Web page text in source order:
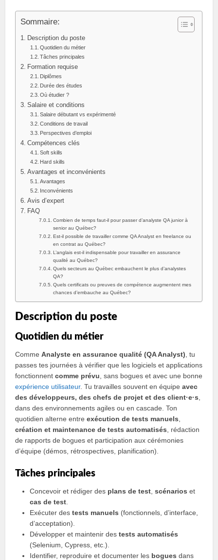
Sommaire:
Description du poste
Quotidien du métier
Tâches principales
Formation requise
Diplômes
Durée des études
Où étudier ?
Salaire et conditions
Salaire débutant vs expérimenté
Conditions de travail
Perspectives d’emploi
Compétences clés
Soft skills
Hard skills
Avantages et inconvénients
Avantages
Inconvénients
Avis d’expert
FAQ
Combien de temps faut-il pour passer d’analyste QA junior à
senior au Québec?
Est-il possible de travailler comme QA Analyst en freelance ou
en contrat au Québec?
L’anglais est-il indispensable pour travailler en assurance
qualité au Québec?
Quels secteurs au Québec embauchent le plus d’analystes
QA?
Quels certificats ou preuves de compétence augmentent mes
chances d’embauche au Québec?
Description du poste
Quotidien du métier
CommeAnalyste en assurance qualité (QA Analyst) , tu
passes tes journées à vérifier que les logiciels et applications
fonctionnentcomme prévu , sans bogues et avec une bonne
expérience utilisateur. Tu travailles souvent en équipeavec
des développeurs, des chefs de projet et des client·e·s
dans des environnements agiles ou en cascade. Ton
quotidien alterne entreexécution de tests manuels
création et maintenance de tests automatisés , rédaction
de rapports de bogues et participation aux cérémonies
d’équipe (démos, rétrospectives, planification).
Tâches principales
Concevoir et rédiger des plans de test ,scénarios et
cas de test
Exécuter destests manuels (fonctionnels, d’interface,
d’acceptation).
Développer et maintenir destests automatisés
(Selenium, Cypress, etc.).
Identifier, reproduire et documenter les bogues dans